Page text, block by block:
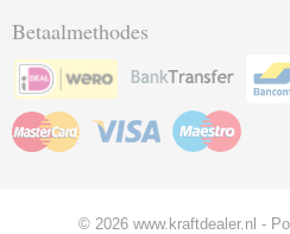
Betaalmethodes
© 2026 www.kraftdealer.nl -